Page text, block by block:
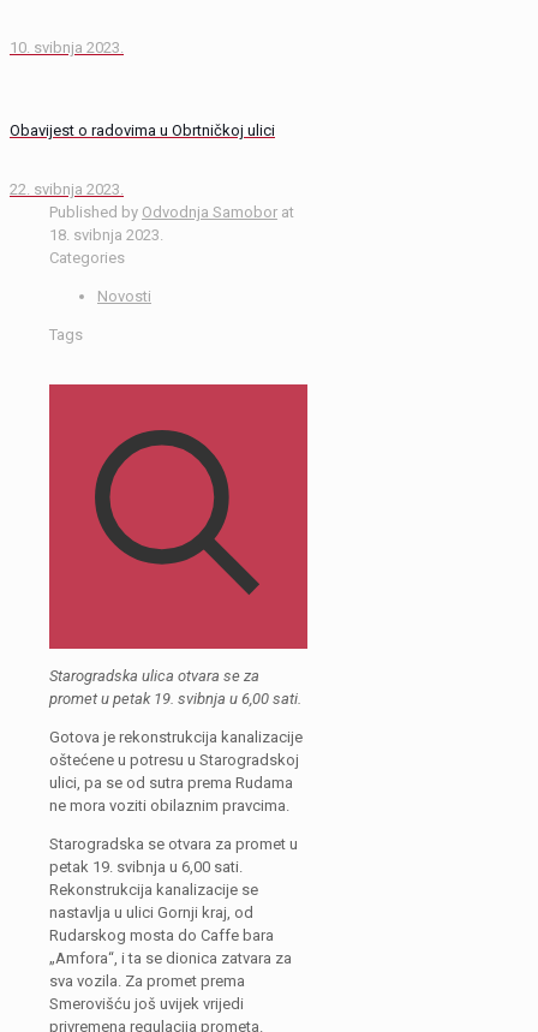
10. svibnja 2023.
Obavijest o radovima u Obrtničkoj ulici
22. svibnja 2023.
Published by Odvodnja Samobor at
18. svibnja 2023.
Categories
Novosti
Tags
Starogradska ulica otvara se za
promet u petak 19. svibnja u 6,00 sati.
Gotova je rekonstrukcija kanalizacije
oštećene u potresu u Starogradskoj
ulici, pa se od sutra prema Rudama
ne mora voziti obilaznim pravcima.
Starogradska se otvara za promet u
petak 19. svibnja u 6,00 sati.
Rekonstrukcija kanalizacije se
nastavlja u ulici Gornji kraj, od
Rudarskog mosta do Caffe bara
„Amfora“, i ta se dionica zatvara za
sva vozila. Za promet prema
Smerovišću još uvijek vrijedi
privremena regulacija prometa.